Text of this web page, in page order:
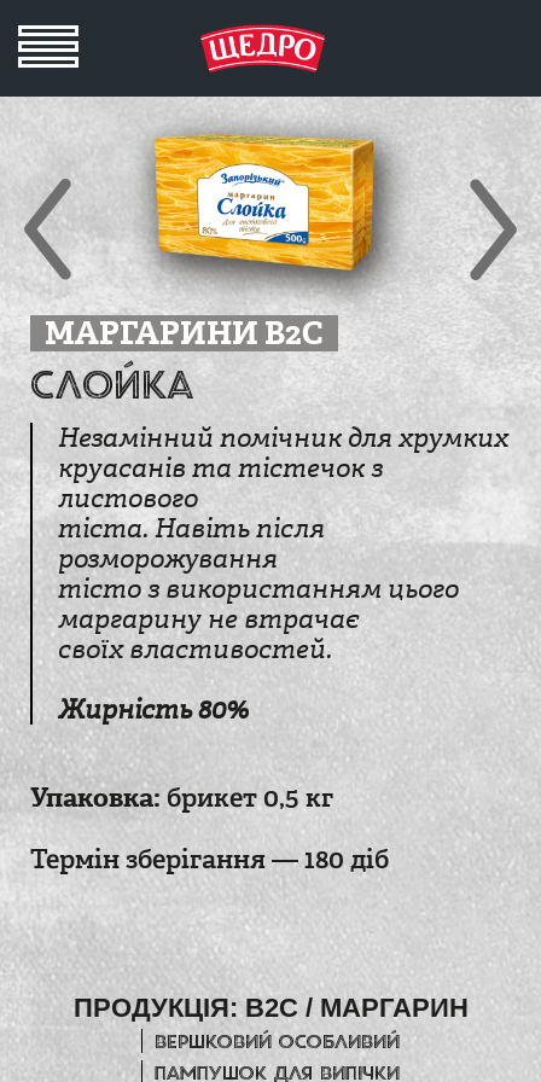
МАРГАРИНИ B2C
Слойка
Незамінний помічник для хрумких
круасанів та тістечок з
листового
тіста. Навіть після
розморожування
тісто з використанням цього
маргарину не втрачає
своїх властивостей.
Жирність 80%
Упаковка:брикет 0,5 кг
Термін зберігання — 180 діб
ПРОДУКЦІЯ:B2C/ МАРГАРИН
Вершковий особливий
Пампушок для випічки